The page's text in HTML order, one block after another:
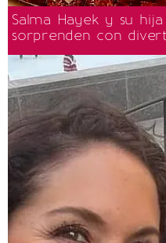
Salma Hayek y su
sorprenden con